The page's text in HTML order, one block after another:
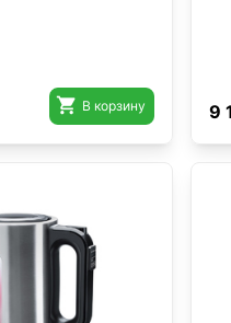
 В корзину 9